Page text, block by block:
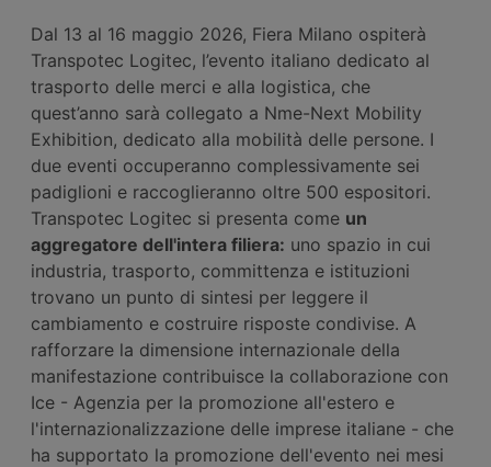
Dal 13 al 16 maggio 2026, Fiera Milano ospiterà
Transpotec Logitec, l’evento italiano dedicato al
trasporto delle merci e alla logistica, che
quest’anno sarà collegato a Nme-Next Mobility
Exhibition, dedicato alla mobilità delle persone. I
due eventi occuperanno complessivamente sei
padiglioni e raccoglieranno oltre 500 espositori.
Transpotec Logitec si presenta come un
aggregatore dell'intera filiera: uno spazio in cui
industria, trasporto, committenza e istituzioni
trovano un punto di sintesi per leggere il
cambiamento e costruire risposte condivise. A
rafforzare la dimensione internazionale della
manifestazione contribuisce la collaborazione con
Ice - Agenzia per la promozione all'estero e
l'internazionalizzazione delle imprese italiane - che
ha supportato la promozione dell'evento nei mesi